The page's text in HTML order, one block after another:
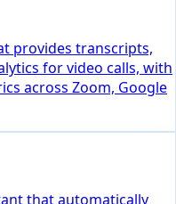
provides transcripts,
for video calls, with
across Zoom, Google
that automatically